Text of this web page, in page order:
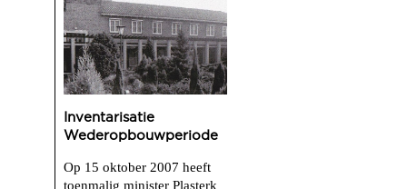
Inventarisatie
Wederopbouwperiode
Op 15 oktober 2007 heeft
toenmalig minister Plasterk